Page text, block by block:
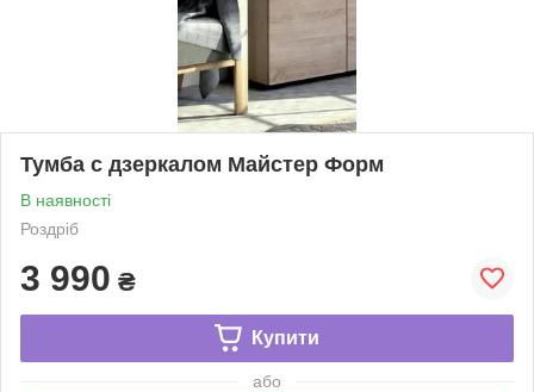
Тумба с дзеркалом Майстер Форм
В наявності
Роздріб
3 990 ₴
Купити
або